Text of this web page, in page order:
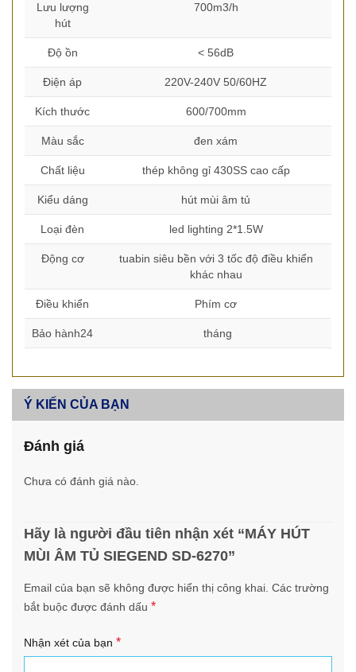
Lưu lượng
hút
700m3/h
Độ ồn < 56dB
Điện áp 220V-240V 50/60HZ
Kích thước 600/700mm
Màu sắc đen xám
Chất liệu thép không gỉ 430SS cao cấp
Kiểu dáng hút mùi âm tủ
Loại đèn led lighting 2*1.5W
Động cơ
tuabin siêu bền với 3 tốc độ điều khiển
khác nhau
Điều khiển Phím cơ
Bảo hành24 tháng
Ý KIẾN CỦA BẠN
Đánh giá
Chưa có đánh giá nào.
Hãy là người đầu tiên nhận xét “MÁY HÚT
MÙI ÂM TỦ SIEGEND SD-6270”
Email của bạn sẽ không được hiển thị công khai. Các trường
bắt buộc được đánh dấu *
Nhận xét của bạn *